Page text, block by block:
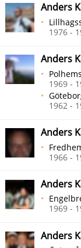
Anders
1976 -
Anders
1969 -
1962 -
Anders
1966 -
Anders
1969 -
Anders